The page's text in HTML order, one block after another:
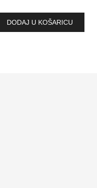
DODAJ U KOŠARICU